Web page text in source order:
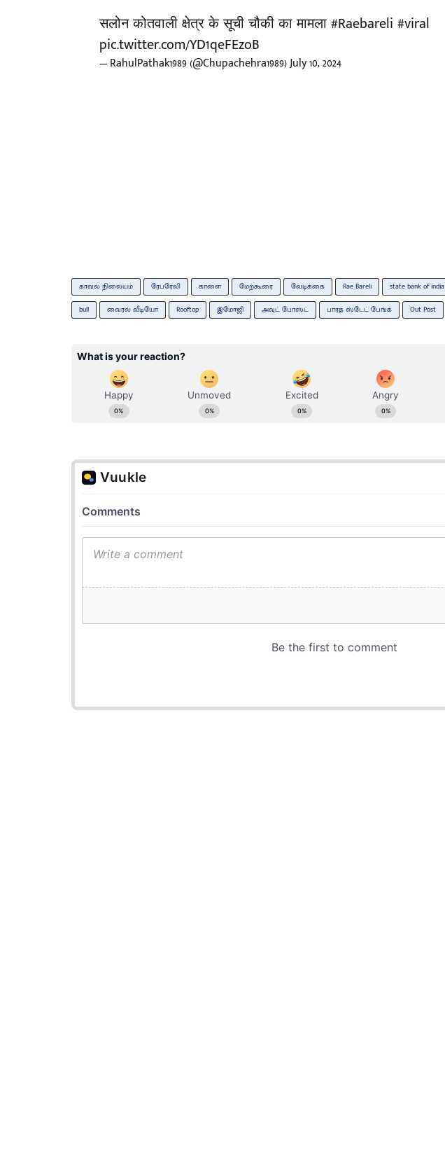
सलोन कोतवाली क्षेत्र के सूची चौकी का मामला#Raebareli #viral
pic.twitter.com/YD1qeFEzoB
— RahulPathak1989 (@Chupachehra1989)July 10, 2024
காவல் நிலையம் ரேபரேலி காளை மேற்கூரை வேடிக்கை Rae Bareli state bank of india
bull வைரல் வீடியோ Rooftop இமோஜி அவுட் போஸ்ட் பாரத ஸ்டேட் பேங்க் Out Post